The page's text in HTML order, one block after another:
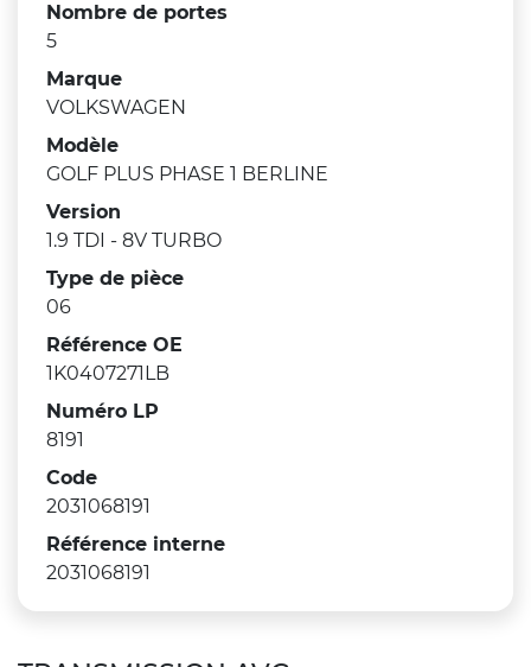
Nombre de portes
5
Marque
VOLKSWAGEN
Modèle
GOLF PLUS PHASE 1 BERLINE
Version
1.9 TDI - 8V TURBO
Type de pièce
06
Référence OE
1K0407271LB
Numéro LP
8191
Code
2031068191
Référence interne
2031068191